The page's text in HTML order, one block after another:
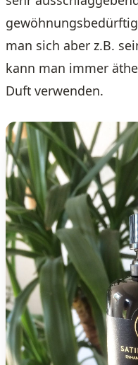
man sich aber z.B.
kann man immer
Duft verwenden.